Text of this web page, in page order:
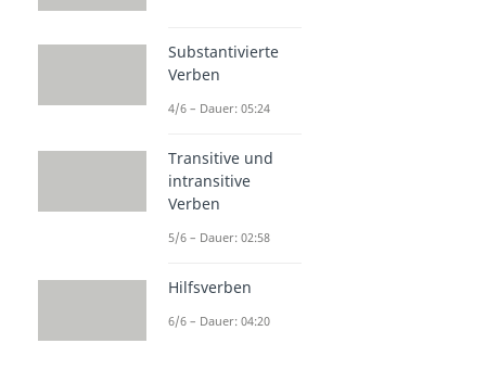
Substantivierte
Verben
4/6 – Dauer: 05:24
Transitive und
intransitive
Verben
5/6 – Dauer: 02:58
Hilfsverben
6/6 – Dauer: 04:20